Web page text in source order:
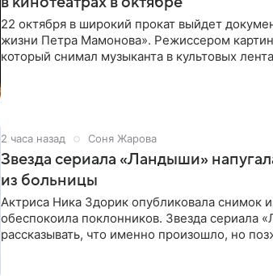
22 октября в широкий прокат выйдет
жизни Петра Мамонова». Режиссером
который снимал музыканта в культовых
2 часа назад Соня Жарова
Звезда сериала «Ландыши»
из больницы
Актриса Ника Здорик опубликовала снимок
обеспокоила поклонников. Звезда сериала
рассказывать, что именно произошло, но